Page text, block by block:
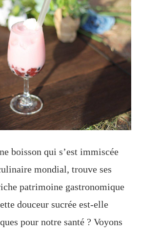
boisson qui s’est immiscée
mondial, trouve ses
patrimoine gastronomique
douceur sucrée est-elle
pour notre santé ? Voyons